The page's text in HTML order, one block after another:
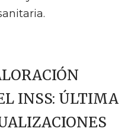
INSS: ÚLTIMA